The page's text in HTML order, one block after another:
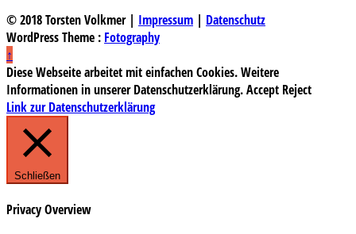
© 2018 Torsten Volkmer | Impressum | Datenschutz
WordPress Theme : Fotography
↑
Diese Webseite arbeitet mit einfachen Cookies. Weitere
Informationen in unserer Datenschutzerklärung.Accept Reject
Link zur Datenschutzerklärung
Schließen
Privacy Overview